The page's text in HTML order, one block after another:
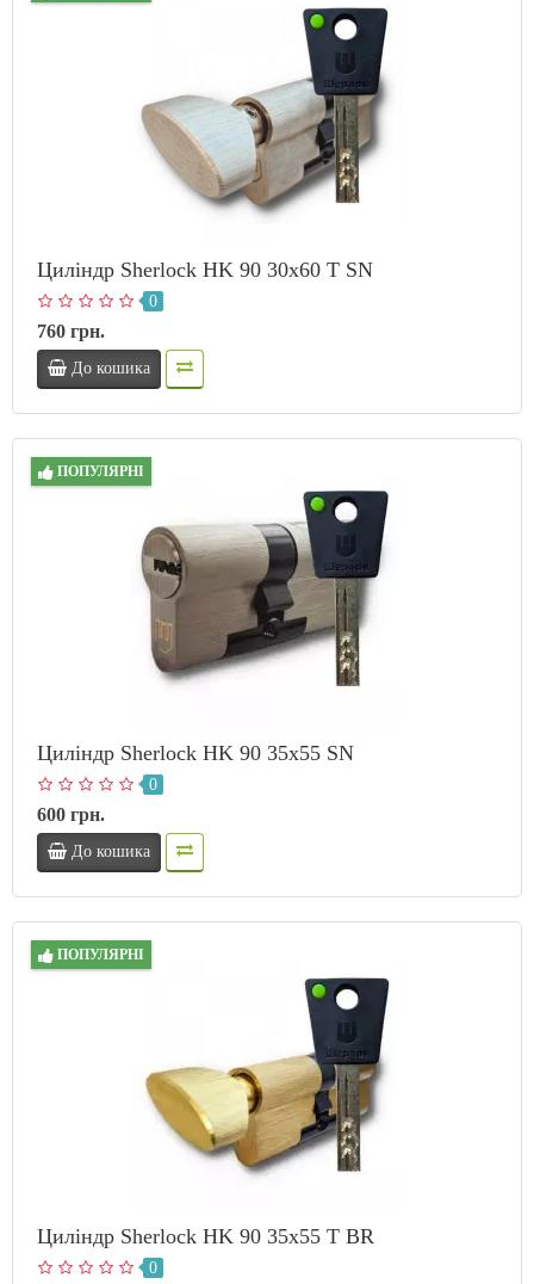
Циліндр Sherlock HK 90 30х60 T SN
0
760 грн.
До кошика
ПОПУЛЯРНІ
Циліндр Sherlock HK 90 35х55 SN
0
600 грн.
До кошика
ПОПУЛЯРНІ
Циліндр Sherlock HK 90 35х55 T BR
0